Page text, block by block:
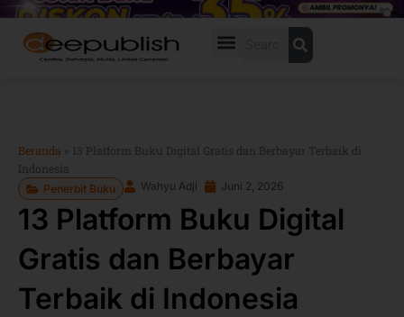
Lewati
konten
Beranda » 13 Platform Buku Digital Gratis dan Berbayar Terbaik di
Indonesia
Penerbit Buku Wahyu Adji Juni 2, 2026
13 Platform Buku Digital
Gratis dan Berbayar
Terbaik di Indonesia